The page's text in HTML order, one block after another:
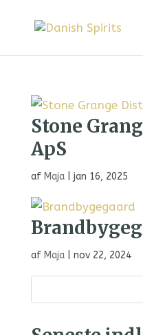
Stone
ApS
af Maja| jan 16, 2025
af Maja| nov 22, 2024